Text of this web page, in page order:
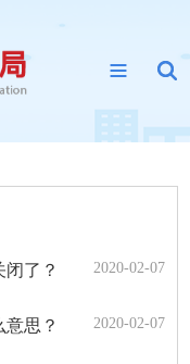
了？ 2020-02-07
思？ 2020-02-07